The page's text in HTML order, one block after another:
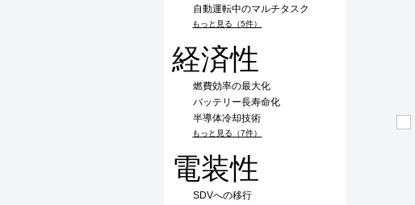
自動運転中のマルチタスク
もっと見る（5件）
経済性
燃費効率の最大化
バッテリー長寿命化
半導体冷却技術
もっと見る（7件）
電装性
SDVへの移行